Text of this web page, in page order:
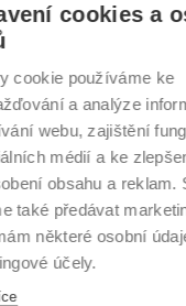
rada
kvality výzkumu
fondů
/ ContriBUTe
TECHNICKÉ V BRNĚ
1
www.vut.cz
vut@vutbr.cz
cookies a
cookie používáme ke
a analýze
webu, zajištění
médií a ke
obsahu a reklam.
také předávat
některé osobní
účely.